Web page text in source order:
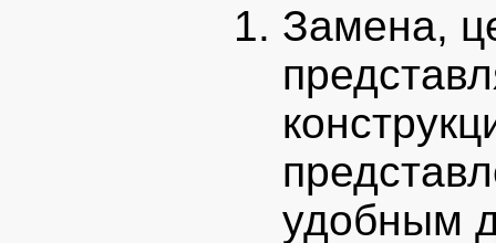
Замена,
удобным